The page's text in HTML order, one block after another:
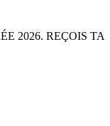
2026. REÇOIS TA